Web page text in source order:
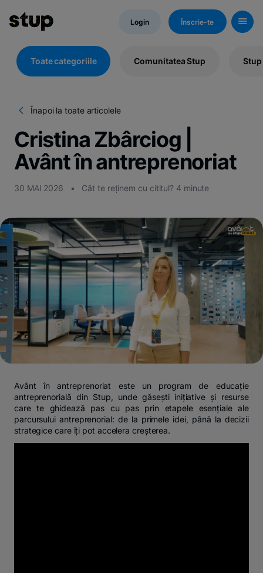
Login Înscrie-te
Toate categoriile Comunitatea Stup
Înapoi la toate articolele
Cristina Zbârciog |
Avânt în antreprenoriat
30 MAI 2026 • Cât te reținem cu cititul? 4 minute
Avânt în antreprenoriat este un program de educație
antreprenorială din Stup, unde găsești inițiative și resurse
care te ghidează pas cu pas prin etapele esențiale ale
parcursului antreprenorial: de la primele idei, până la decizii
strategice care îți pot accelera creșterea.